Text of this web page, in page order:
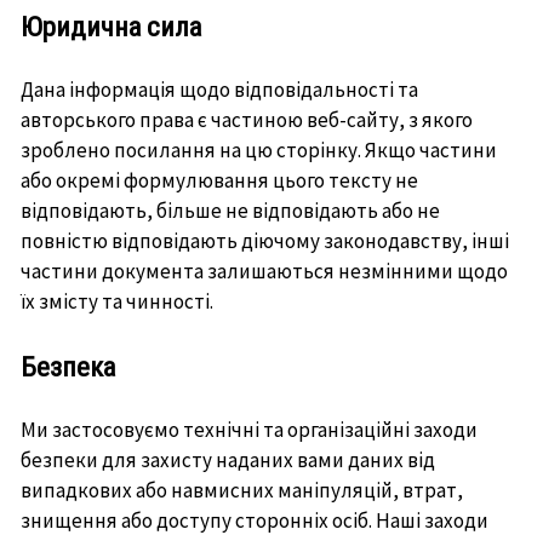
Юридична сила
Дана інформація щодо відповідальності та
авторського права є частиною веб-сайту, з якого
зроблено посилання на цю сторінку. Якщо частини
або окремі формулювання цього тексту не
відповідають, більше не відповідають або не
повністю відповідають діючому законодавству, інші
частини документа залишаються незмінними щодо
їх змісту та чинності.
Безпека
Ми застосовуємо технічні та організаційні заходи
безпеки для захисту наданих вами даних від
випадкових або навмисних маніпуляцій, втрат,
знищення або доступу сторонніх осіб. Наші заходи